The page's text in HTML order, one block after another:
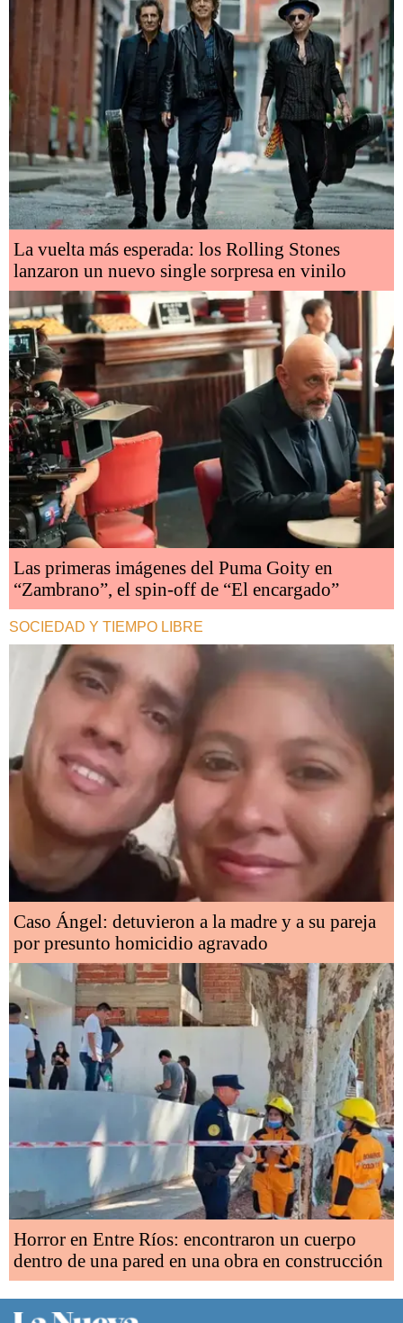
La vuelta más esperada: los Rolling Stones
lanzaron un nuevo single sorpresa en vinilo
Las primeras imágenes del Puma Goity en
“Zambrano”, el spin-off de “El encargado”
SOCIEDAD Y TIEMPO LIBRE
Caso Ángel: detuvieron a la madre y a su pareja
por presunto homicidio agravado
Horror en Entre Ríos: encontraron un cuerpo
dentro de una pared en una obra en construcción